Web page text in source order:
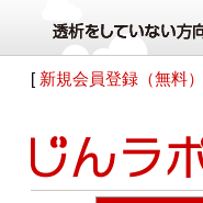
[ 新規会員登録（無料